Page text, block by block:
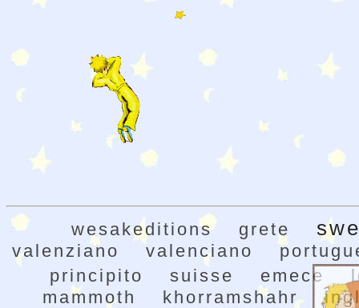
wesakeditions grete
valenziano valenciano
principito
suisse emece
mammoth
khorramshahr